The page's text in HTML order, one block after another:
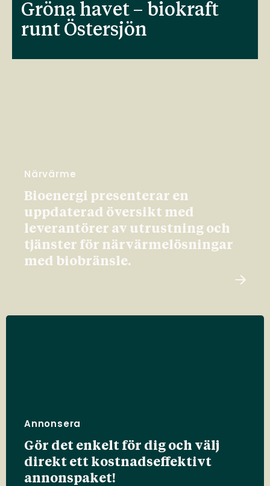
Gröna havet – biokraft
runt Östersjön
Närvärme
Bioenergi presenterar en
uppdaterad översikt med
leverantörer av utrustning och
tjänster för närvärmelösningar
med biobränsle.
Annonsera
Gör det enkelt för dig och välj
direkt ett kostnadseffektivt
annonspaket!